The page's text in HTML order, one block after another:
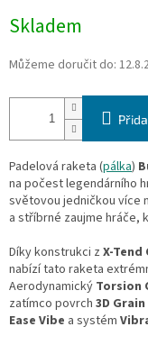
cena:
Skladem
Můžeme doručit do:
Padelová raketa (pálka)
na počest legendárního
světovou jedničkou více
a stříbrné zaujme hráče,
Díky konstrukci z X-Tend
nabízí tato raketa
Aerodynamický Torsion
zatímco povrch 3D Grain
Ease Vibe a systém